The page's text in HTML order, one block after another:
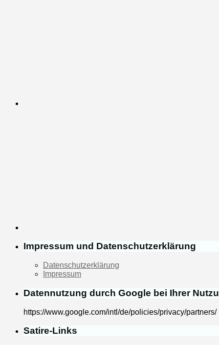
Impressum und Datenschutzerklärung
Datenschutzerklärung
Impressum
Datennutzung durch Google bei Ihrer
https://www.google.com/intl/de/policies/privacy/partners/
Satire-Links